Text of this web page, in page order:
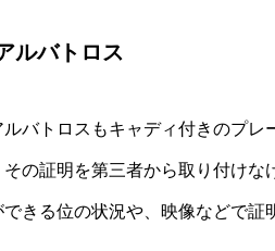
ルバトロス
バトロスもキャディ付きのプ
の証明を第三者から取り付け
きる位の状況や、映像などで証